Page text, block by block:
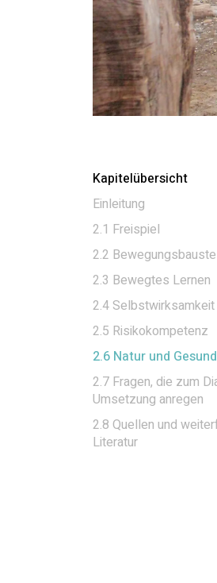
Kapitelübersicht
Einleitung
2.1 Freispiel
2.2
2.3 Bewegtes Lernen
2.4 Selbstwirksamkeit
2.5 Risikokompetenz
2.6 Natur und
2.7 Fragen, die zum
Umsetzung anregen
2.8 Quellen und
Literatur